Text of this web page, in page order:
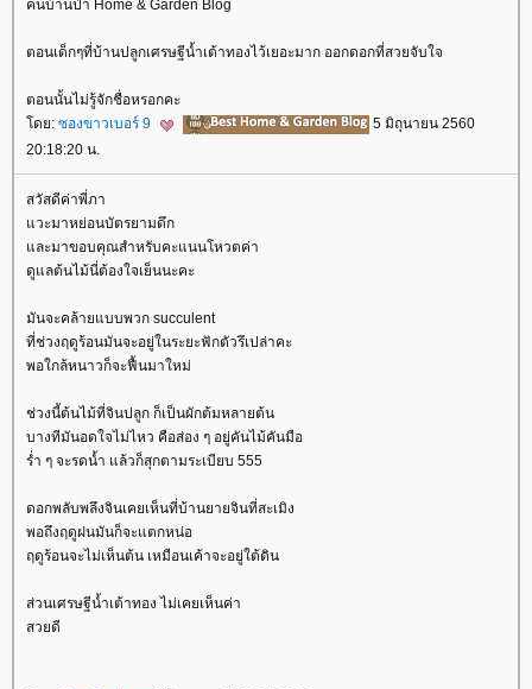
คนบ้านป่า Home & Garden Blog
ตอนเด็กๆที่บ้านปลูกเศรษฐีน้ำเต้าทองไว้เยอะมาก ออกดอกที่สวยจับใจ
ตอนนั้นไม่รู้จักชื่อหรอกคะ
ดย: ซองขาวเบอร์ 9
5 มิถุนายน 2560
20:18:20 น.
สวัสดีค่าพี่ภา
วะมาหย่อนบัตรยามดึก
ละมาขอบคุณสำหรับคะแนนโหวตค่า
ดูแลต้นไม้นี่ต้องใจเย็นนะคะ
มันจะคล้ายแบบพวก succulent
ที่ช่วงฤดูร้อนมันจะอยู่ในระยะฟักตัวรึเปล่าคะ
พอใกล้หนาวก็จะฟื้นมาใหม่
ช่วงนี้ต้นไม้ที่จินปลูก ก็เป็นผักต้มหลายต้น
บางทีมันอดใจไม่ไหว คือส่อง ๆ อยู่คันไม้คันมือ
ร่ำ ๆ จะรดน้ำ แล้วก็สุกตามระเบียบ 555
ดอกพลับพลึงจินเคยเห็นที่บ้านยายจินที่สะเมิง
พอถึงฤดูฝนมันก็จะแตกหน่อ
ฤดูร้อนจะไม่เห็นต้น เหมือนเค้าจะอยู่ใต้ดิน
ส่วนเศรษฐีน้ำเต้าทอง ไม่เคยเห็นค่า
สวยดี